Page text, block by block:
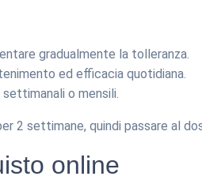
gradualmente la tolleranza.
ed efficacia quotidiana.
o mensili.
2 settimane, quindi passare al
online